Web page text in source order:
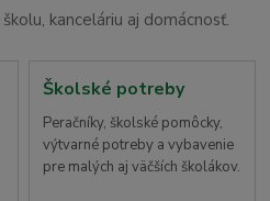
kanceláriu aj domácnosť.
Školské potreby
Peračníky, školské pomôcky,
výtvarné potreby a vybavenie
pre malých aj väčších školákov.